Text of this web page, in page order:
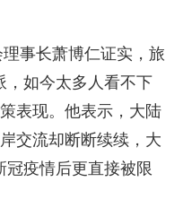
事长萧博仁证实，旅
，如今太多人看不下
表现。他表示，大陆
交流却断断续续，大
冠疫情后更直接被限